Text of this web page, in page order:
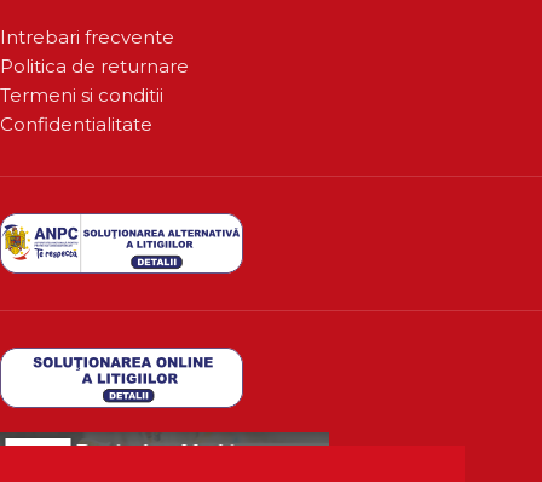
Intrebari frecvente
Politica de returnare
Termeni si conditii
Confidentialitate